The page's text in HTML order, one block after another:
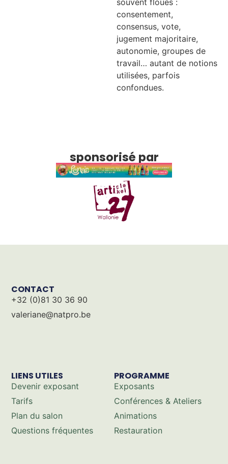
souvent floues :
consentement,
consensus, vote,
jugement majoritaire,
autonomie, groupes de
travail… autant de notions
utilisées, parfois
confondues.
sponsorisé par
PROGRAMME
Exposants
Conférences & Ateliers
Animations
Restauration
LIENS UTILES
Devenir exposant
Tarifs
Plan du salon
Questions fréquentes
CONTACT
+32 (0)81 30 36 90
valeriane@natpro.be